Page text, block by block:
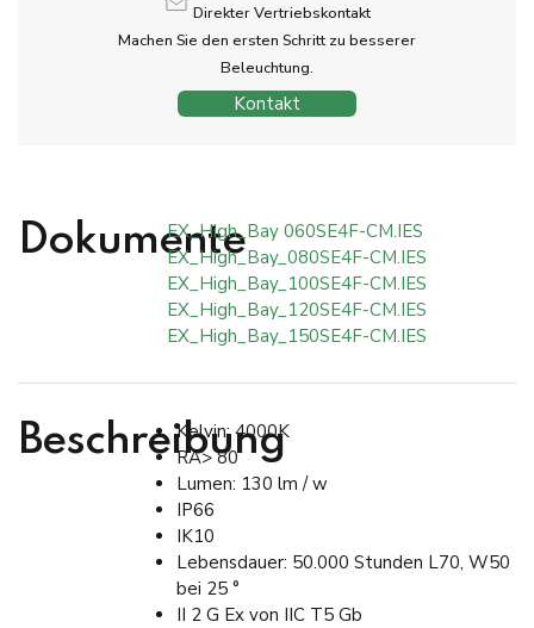
Direkter Vertriebskontakt
Machen Sie den ersten Schritt zu besserer
Beleuchtung.
Kontakt
DokumenteEX_High_Bay 060SE4F-CM.IES
EX_High_Bay_080SE4F-CM.IES
EX_High_Bay_100SE4F-CM.IES
EX_High_Bay_120SE4F-CM.IES
EX_High_Bay_150SE4F-CM.IES
Beschreibung
Kelvin: 4000K
RA> 80
Lumen: 130 lm / w
IP66
IK10
Lebensdauer: 50.000 Stunden L70, W50
bei 25 °
II 2 G Ex von IIC T5 Gb